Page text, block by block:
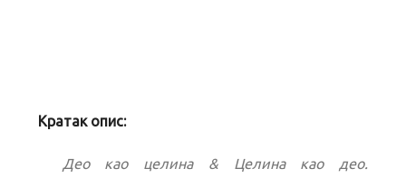
Кратак опис:
Део као целина & Целина као део.